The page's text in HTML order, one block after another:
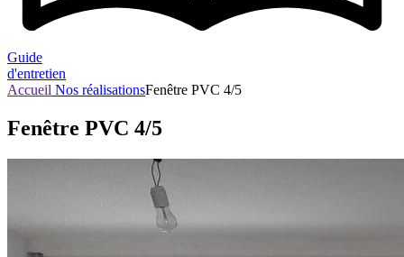
Guide
d'entretien
Accueil Nos réalisationsFenêtre PVC 4/5
Fenêtre PVC 4/5